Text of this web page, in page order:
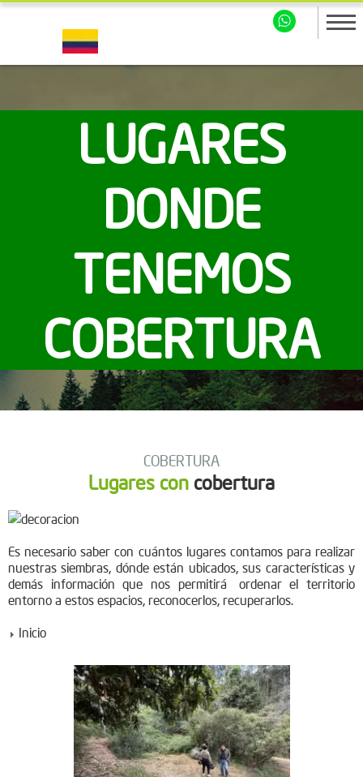
LUGARES
DONDE
TENEMOS
COBERTURA
COBERTURA
Lugares con cobertura
Es necesario saber con cuántos lugares contamos para realizar
nuestras siembras, dónde están ubicados, sus características y
demás información que nos permitirá ordenar el territorio
entorno a estos espacios, reconocerlos, recuperarlos.
Inicio